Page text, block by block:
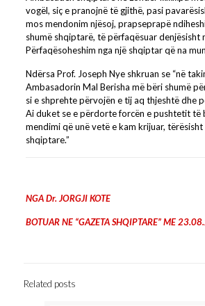
vogël, siç e pranojnë të gjithë, pasi
mos mendonim njësoj, prapseprapë
shumë shqiptarë, të përfaqësuar denjësisht
Përfaqësoheshim nga një shqiptar që na
Ndërsa Prof. Joseph Nye shkruan se “në
Ambasadorin Mal Berisha më bëri shumë
si e shprehte përvojën e tij aq thjeshtë dhe
Ai duket se e përdorte forcën e pushtetit të
mendimi që unë vetë e kam krijuar,
shqiptare.”
NGA Dr. JORGJI KOTE
BOTUAR NE “GAZETA SHQIPTARE” ME
Related posts